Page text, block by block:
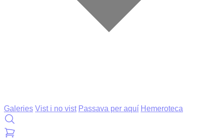
Galeries Vist i no vist Passava per aquí Hemeroteca